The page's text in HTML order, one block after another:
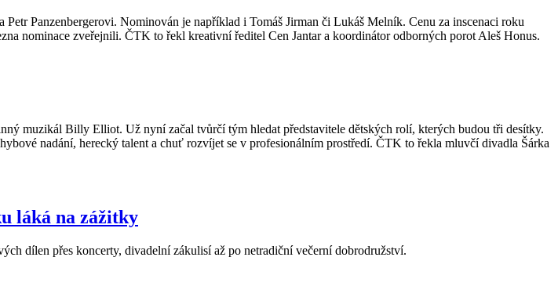
Panzenbergerovi. Nominován je například i Tomáš Jirman či Lukáš Melník. Cenu za inscenaci roku
nominace zveřejnili. ČTK to řekl kreativní ředitel Cen Jantar a koordinátor odborných porot Aleš Honus.
muzikál Billy Elliot. Už nyní začal tvůrčí tým hledat představitele dětských rolí, kterých budou tři desítky.
nadání, herecký talent a chuť rozvíjet se v profesionálním prostředí. ČTK to řekla mluvčí divadla Šárka
láká na zážitky
dílen přes koncerty, divadelní zákulisí až po netradiční večerní dobrodružství.